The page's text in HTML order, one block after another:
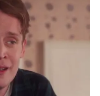
aplica la medida
saltarse el semáforo
conocida
en que rige